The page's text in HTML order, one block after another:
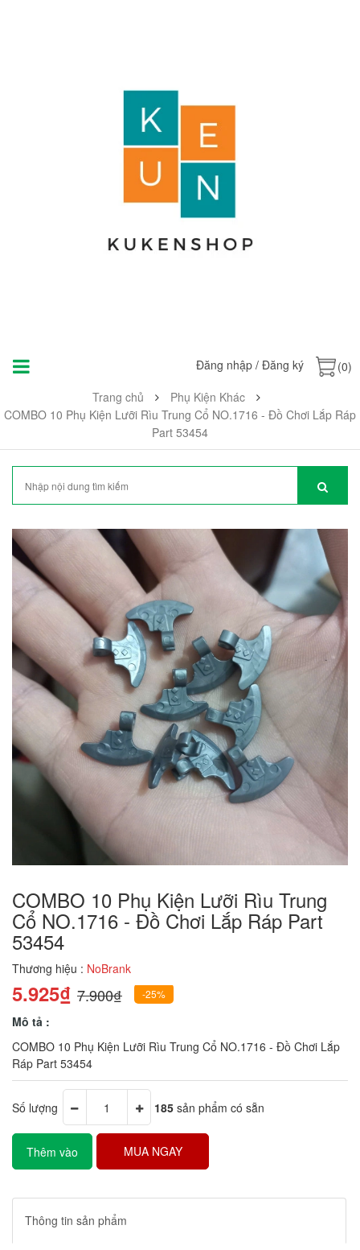
Đăng nhập / Đăng ký
(0)
Trang chủ
Phụ Kiện Khác
COMBO 10 Phụ Kiện Lưỡi Rìu Trung Cổ NO.1716 - Đồ Chơi Lắp Ráp
Part 53454
COMBO 10 Phụ Kiện Lưỡi Rìu Trung
Cổ NO.1716 - Đồ Chơi Lắp Ráp Part
53454
Thương hiệu : NoBrank
5.925₫ 7.900₫ -25%
Mô tả :
COMBO 10 Phụ Kiện Lưỡi Rìu Trung Cổ NO.1716 - Đồ Chơi Lắp
Ráp Part 53454
Số lượng 185 sản phẩm có sẵn
Thêm vào MUA NGAY
Thông tin sản phẩm